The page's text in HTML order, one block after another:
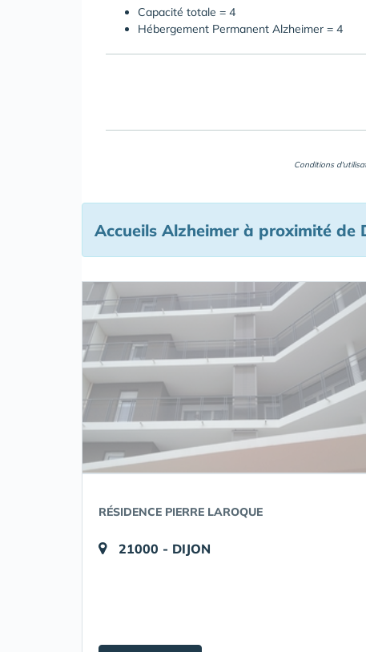
Capacité totale = 4
Hébergement Permanent Alzheimer = 4
Conditions
Accueils Alzheimer à proximité de
RÉSIDENCE PIERRE LAROQUE
21000 - DIJON